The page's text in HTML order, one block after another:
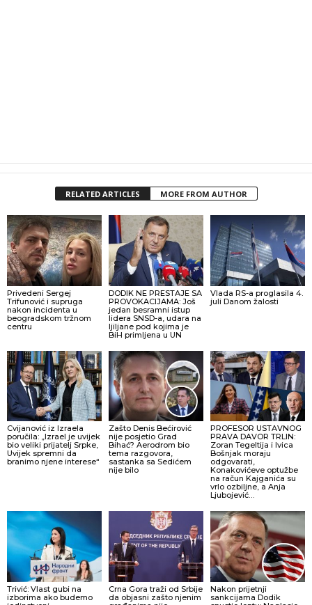
RELATED ARTICLES MORE FROM AUTHOR
Privedeni Sergej
Trifunović i supruga
nakon incidenta u
beogradskom tržnom
centru
DODIK NE PRESTAJE SA
PROVOKACIJAMA: Još
jedan besramni istup
lidera SNSD-a, udara na
ljiljane pod kojima je
BiH primljena u UN
Vlada RS-a proglasila 4.
juli Danom žalosti
Cvijanović iz Izraela
poručila: „Izrael je uvijek
bio veliki prijatelj Srpke,
Uvijek spremni da
branimo njene interese“
Zašto Denis Bećirović
nije posjetio Grad
Bihać? Aerodrom bio
tema razgovora,
sastanka sa Sedićem
nije bilo
PROFESOR USTAVNOG
PRAVA DAVOR TRLIN:
Zoran Tegeltija i Ivica
Bošnjak moraju
odgovarati,
Konakovićeve optužbe
na račun Kajganića su
vrlo ozbiljne, a Anja
Ljubojević…
Trivić: Vlast gubi na
izborima ako budemo
Crna Gora traži od Srbije
da objasni zašto njenim
Nakon prijetnji
sankcijama Dodik